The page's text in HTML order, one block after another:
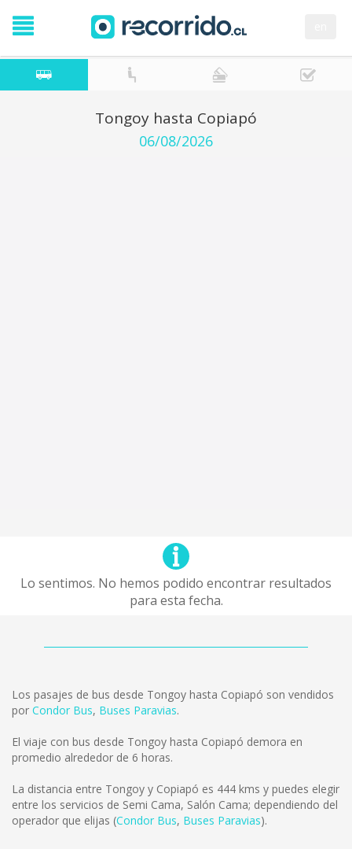
Tongoy hasta Copiapó
06/08/2026
Lo sentimos. No hemos podido encontrar resultados
para esta fecha.
Los pasajes de bus desde Tongoy hasta Copiapó son vendidos
por Condor Bus, Buses Paravias.
El viaje con bus desde Tongoy hasta Copiapó demora en
promedio alrededor de 6 horas.
La distancia entre Tongoy y Copiapó es 444 kms y puedes elegir
entre los servicios de Semi Cama, Salón Cama; dependiendo del
operador que elijas (Condor Bus, Buses Paravias).